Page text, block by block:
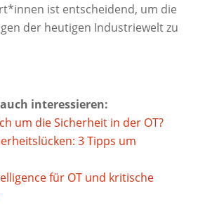
ist entscheidend, um die
der heutigen Industriewelt zu
interessieren:
um die Sicherheit in der OT?
3 Tipps um
für OT und kritische